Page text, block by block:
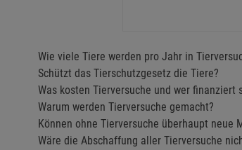
Wie viele Tiere werden pro Jahr in
Schützt das Tierschutzgesetz die Tiere?
Was kosten Tierversuche und wer finanziert
Warum werden Tierversuche gemacht?
Können ohne Tierversuche überhaupt neue
Wäre die Abschaffung aller Tierversuche